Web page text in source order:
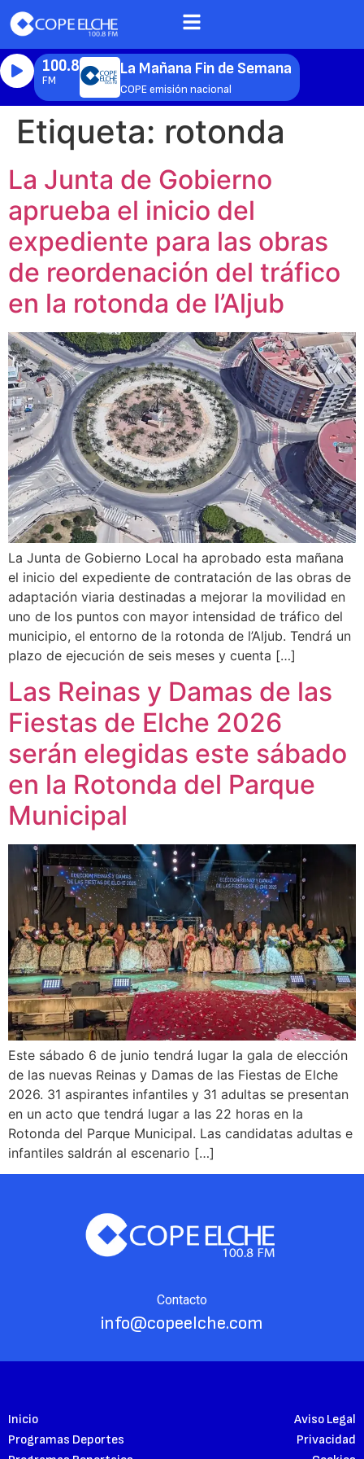
100.8
FM
La Mañana Fin de Semana
COPE emisión nacional
Etiqueta: rotonda
La Junta de Gobierno
aprueba el inicio del
expediente para las obras
de reordenación del tráfico
en la rotonda de l’Aljub
La Junta de Gobierno Local ha aprobado esta mañana
el inicio del expediente de contratación de las obras de
adaptación viaria destinadas a mejorar la movilidad en
uno de los puntos con mayor intensidad de tráfico del
municipio, el entorno de la rotonda de l’Aljub. Tendrá un
plazo de ejecución de seis meses y cuenta […]
Las Reinas y Damas de las
Fiestas de Elche 2026
serán elegidas este sábado
en la Rotonda del Parque
Municipal
Este sábado 6 de junio tendrá lugar la gala de elección
de las nuevas Reinas y Damas de las Fiestas de Elche
2026. 31 aspirantes infantiles y 31 adultas se presentan
en un acto que tendrá lugar a las 22 horas en la
Rotonda del Parque Municipal. Las candidatas adultas e
infantiles saldrán al escenario […]
Contacto
info@copeelche.com
Inicio
Programas Deportes
Aviso Legal
Privacidad